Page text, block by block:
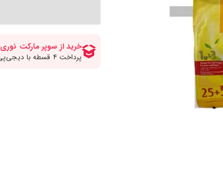
چاپستیک
سویا سس
چیپس پفک اسنک
شکلات و تافی